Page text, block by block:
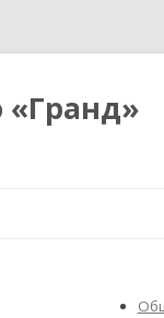
«Гранд»